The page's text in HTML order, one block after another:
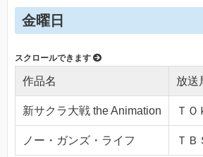
金曜日
作品名 放送
新サクラ大戦 the Animation Ｔ
ノー・ガンズ・ライフ ＴＢ